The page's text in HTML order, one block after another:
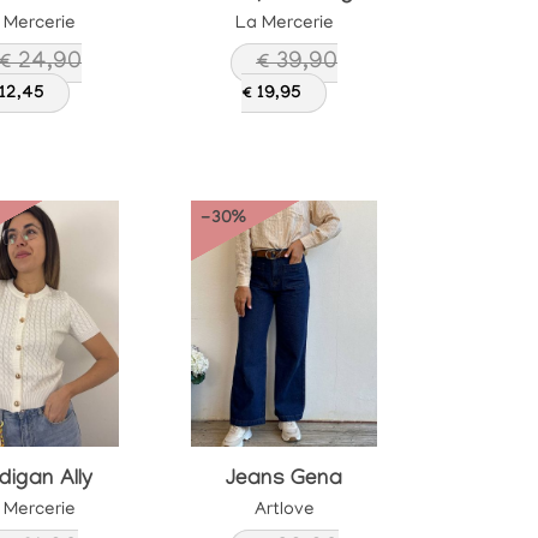
24,90
La Mercerie
€ 39,90
€ 19,95
Ally
-30%
Jeans Gena
Artlove